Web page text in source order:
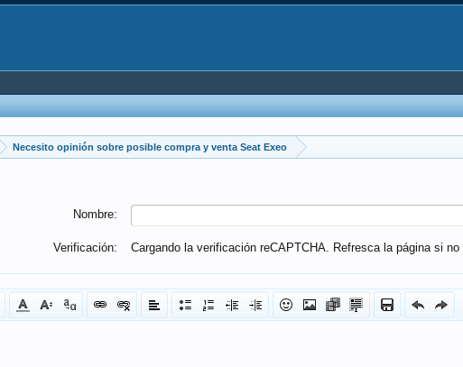
Necesito opinión sobre posible compra y venta Seat Exeo
Nombre:
Verificación: Cargando la verificación reCAPTCHA. Refresca la página si no